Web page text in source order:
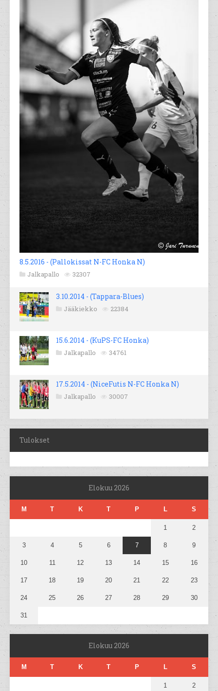
8.5.2016 - (Pallokissat N-FC Honka N)
Jalkapallo 32307
3.10.2014 - (Tappara-Blues)
Jääkiekko 22384
15.6.2014 - (KuPS-FC Honka)
Jalkapallo 34761
17.5.2014 - (NiceFutis N-FC Honka N)
Jalkapallo 30007
Tulokset
Elokuu 2026
M T K T P L S
1 2
3 4 5 6 7 8 9
10 11 12 13 14 15 16
17 18 19 20 21 22 23
24 25 26 27 28 29 30
31
Elokuu 2026
M T K T P L S
1 2